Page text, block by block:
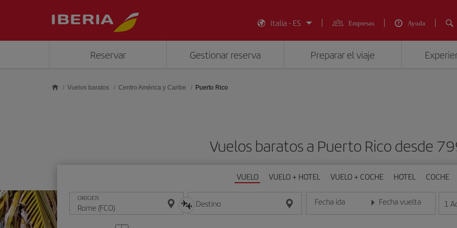
Italia - ES
Empresas Ayuda
Reservar Gestionar reserva Preparar el viaje
Vuelos baratos Centro América y Caribe Puerto Rico
Vuelos baratos a Puerto Rico desde
VUELO VUELO + HOTEL VUELO + COCHE HOTEL COCHE
ORIGEN Destino Fecha ida
Introduce la fecha en formato día/mes/año
Fecha vuelta
Introduce la fecha en 1